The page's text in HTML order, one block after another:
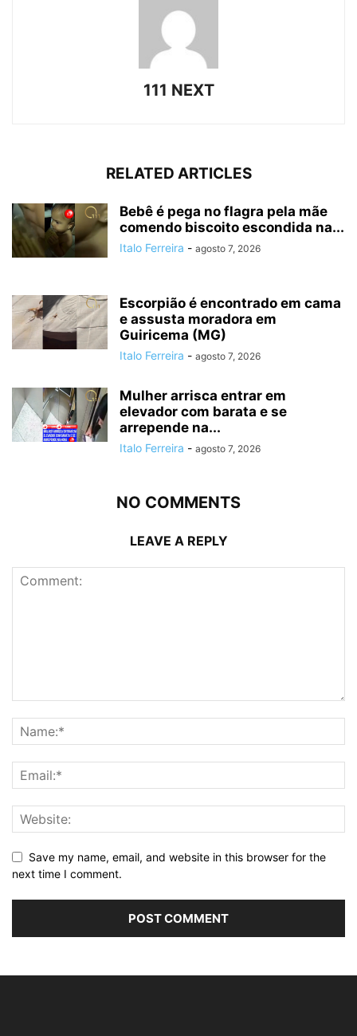
111 NEXT
RELATED ARTICLES
Bebê é pega no flagra pela mãe
comendo biscoito escondida na...
Italo Ferreira - agosto 7, 2026
Escorpião é encontrado em cama
e assusta moradora em
Guiricema (MG)
Italo Ferreira - agosto 7, 2026
Mulher arrisca entrar em
elevador com barata e se
arrepende na...
Italo Ferreira - agosto 7, 2026
NO COMMENTS
LEAVE A REPLY
Save my name, email, and website in this browser for the
next time I comment.